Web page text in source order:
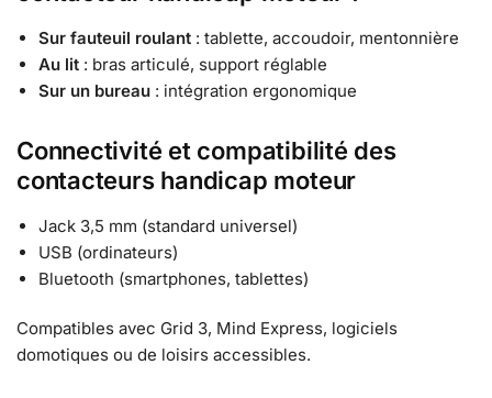
Sur fauteuil roulant : tablette, accoudoir, mentonnière
Au lit : bras articulé, support réglable
Sur un bureau : intégration ergonomique
Connectivité et compatibilité des
contacteurs handicap moteur
Jack 3,5 mm (standard universel)
USB (ordinateurs)
Bluetooth (smartphones, tablettes)
Compatibles avec Grid 3, Mind Express, logiciels
domotiques ou de loisirs accessibles.